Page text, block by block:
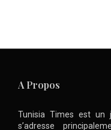
A Propos
Tunisia Times est un
s’adresse